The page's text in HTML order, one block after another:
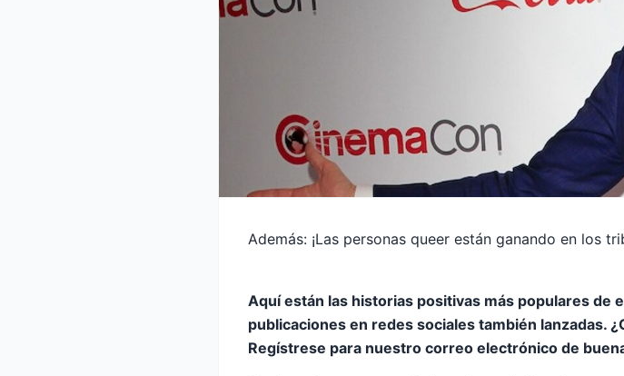
Además: ¡Las personas queer están ganando en los
Aquí están las historias positivas más populares de
publicaciones en redes sociales también lanzadas.
Regístrese para nuestro correo electrónico de